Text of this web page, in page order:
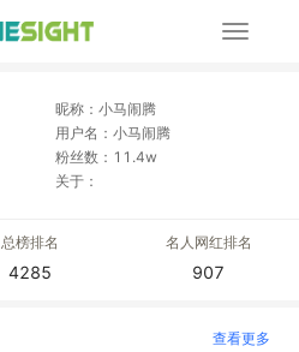
展
昵称：小马闹腾
用户名：小马闹腾
粉丝数：11.4w
关于：
总榜排名
4285
名人网红排名
907
查看更多